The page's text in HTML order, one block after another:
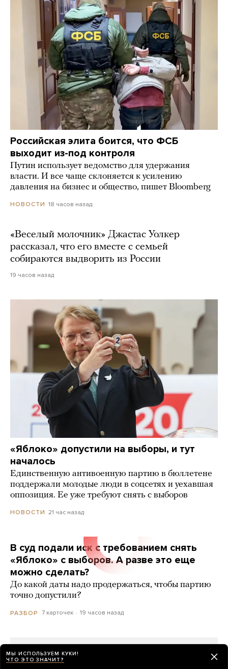
Российская элита боится, что ФСБ
выходит из-под контроля
Путин использует ведомство для удержания
власти. И все чаще склоняется к усилению
давления на бизнес и общество, пишет Bloomberg
НОВОСТИ 18 часов назад
«Веселый молочник» Джастас Уолкер
рассказал, что его вместе с семьей
собираются выдворить из России
19 часов назад
«Яблоко» допустили на выборы, и тут
началось
Единственную антивоенную партию в бюллетене
поддержали молодые люди в соцсетях и уехавшая
оппозиция. Ее уже требуют снять с выборов
НОВОСТИ 21 час назад
В суд подали иск с требованием снять
«Яблоко» с выборов. А разве это еще
можно сделать?
До какой даты надо продержаться, чтобы партию
точно допустили?
РАЗБОР 7 карточек 19 часов назад
МЫ ИСПОЛЬЗУЕМ КУКИ!
ЧТО ЭТО ЗНАЧИТ?